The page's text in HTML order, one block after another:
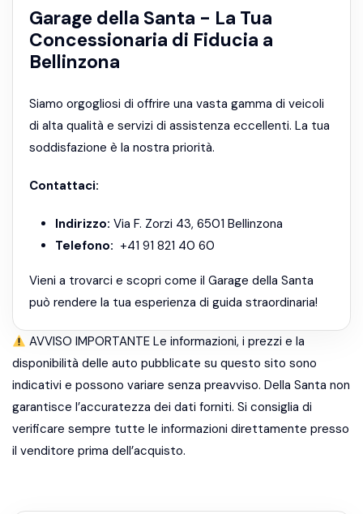
Garage della Santa - La Tua
Concessionaria di Fiducia a
Bellinzona
Siamo orgogliosi di offrire una vasta gamma di veicoli
di alta qualità e servizi di assistenza eccellenti. La tua
soddisfazione è la nostra priorità.
Contattaci:
Indirizzo: Via F. Zorzi 43, 6501 Bellinzona
Telefono: +41 91 821 40 60
Vieni a trovarci e scopri come il Garage della Santa
può rendere la tua esperienza di guida straordinaria!
AVVISO IMPORTANTE Le informazioni, i prezzi e la
disponibilità delle auto pubblicate su questo sito sono
indicativi e possono variare senza preavviso. Della Santa non
garantisce l’accuratezza dei dati forniti. Si consiglia di
verificare sempre tutte le informazioni direttamente presso
il venditore prima dell’acquisto.